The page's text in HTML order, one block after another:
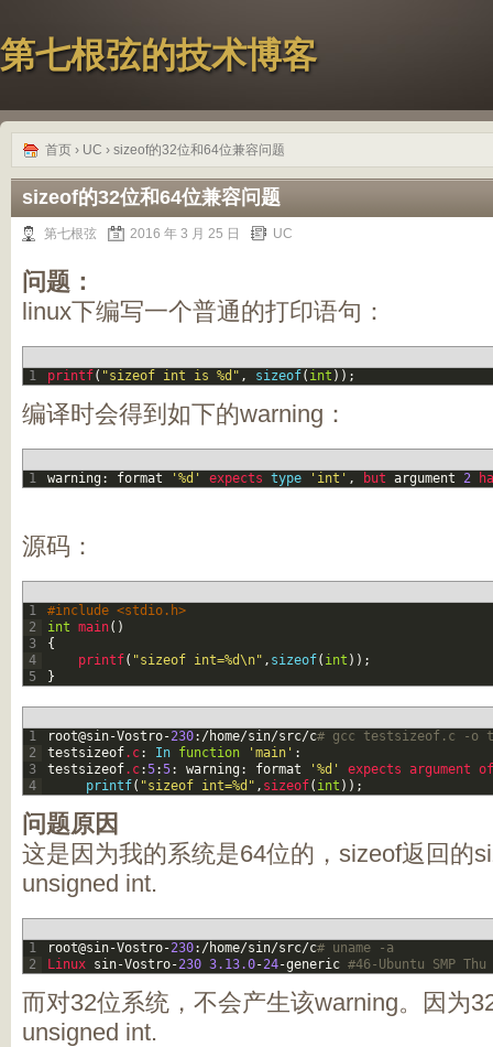
第七根弦的技术博客
首页 › UC › sizeof的32位和64位兼容问题
sizeof的32位和64位兼容问题
第七根弦 2016 年 3 月 25 日 UC
问题：
linux下编写一个普通的打印语句：
1 printf( "sizeof int is %d" , sizeof( int ) ) ;
编译时会得到如下的warning：
1 warning : format '%d' expects type 'int' , but argument 2
源码：
1
2
3
4
5
#include <stdio.h>
int main( )
{
printf( "sizeof int=%d\n" , sizeof( int ) ) ;
}
1
2
3
4
root@sin-Vostro-230: /home/sin/src/c# gcc testsizeof.c -o
testsizeof.c: In function 'main' :
testsizeof.c:5:5: warning : format '%d' expects argument
printf( "sizeof int=%d" , sizeof( int ) ) ;
问题原因
这是因为我的系统是64位的，sizeof返回的
unsigned int.
1
2
root@sin-Vostro-230: /home/sin/src/c# uname -a
Linux sin-Vostro-230 3.13.0-24-generic #46-Ubuntu SMP
而对32位系统，不会产生该warning。因为
unsigned int.